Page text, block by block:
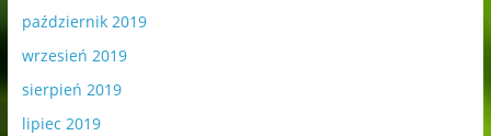
październik 2019
wrzesień 2019
sierpień 2019
lipiec 2019